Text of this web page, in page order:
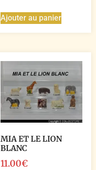
Ajouter au panier
MIA ET LE LION
BLANC
11.00€